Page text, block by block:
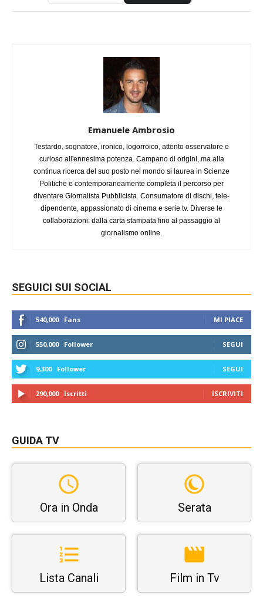
Emanuele Ambrosio
Testardo, sognatore, ironico, logorroico, attento osservatore e
curioso all'ennesima potenza. Campano di origini, ma alla
continua ricerca del suo posto nel mondo si laurea in Scienze
Politiche e contemporaneamente completa il percorso per
diventare Giornalista Pubblicista. Consumatore di dischi, tele-
dipendente, appassionato di cinema e serie tv. Diverse le
collaborazioni: dalla carta stampata fino al passaggio al
giornalismo online.
SEGUICI SUI SOCIAL
540,000 Fans MI PIACE
550,000 Follower SEGUI
9,300 Follower SEGUI
290,000 Iscritti ISCRIVITI
GUIDA TV
Ora in Onda Serata
Lista Canali Film in Tv